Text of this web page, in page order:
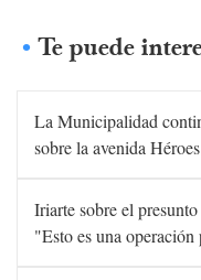
Te puede
La Municipalidad
sobre la avenida
Iriarte sobre el
"Esto es una